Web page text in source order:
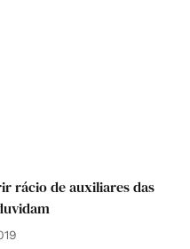
rácio de auxiliares das